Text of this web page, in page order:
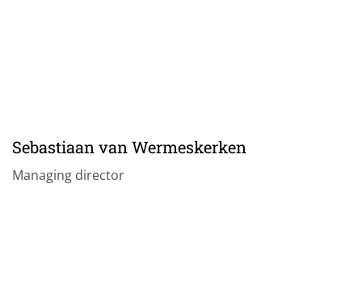
Sebastiaan van Wermeskerken
Managing director